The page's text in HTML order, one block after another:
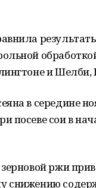
и Шелби,
в середине
посеве сои в
ржи
снижению